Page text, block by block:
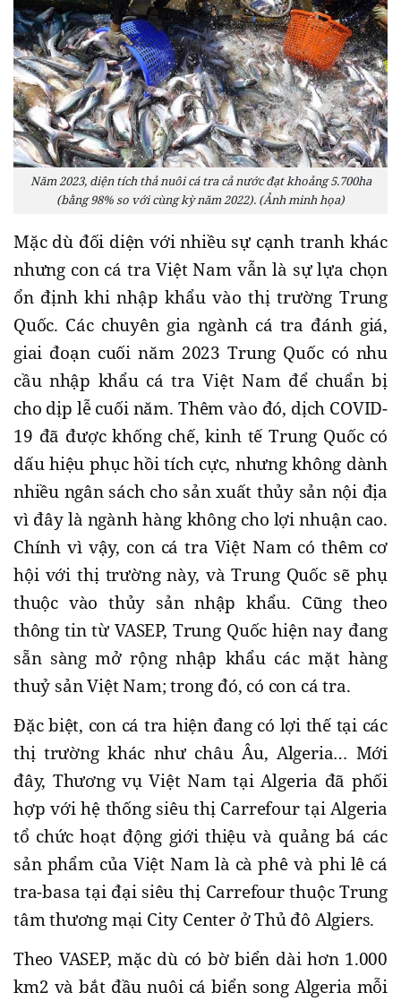
Năm 2023, diện tích thả nuôi cá tra cả nước đạt khoảng 5.700ha
(bằng 98% so với cùng kỳ năm 2022). (Ảnh minh họa)
Mặc dù đối diện với nhiều sự cạnh tranh khác
nhưng con cá tra Việt Nam vẫn là sự lựa chọn
ổn định khi nhập khẩu vào thị trường Trung
Quốc. Các chuyên gia ngành cá tra đánh giá,
giai đoạn cuối năm 2023 Trung Quốc có nhu
cầu nhập khẩu cá tra Việt Nam để chuẩn bị
cho dịp lễ cuối năm. Thêm vào đó, dịch COVID-
19 đã được khống chế, kinh tế Trung Quốc có
dấu hiệu phục hồi tích cực, nhưng không dành
nhiều ngân sách cho sản xuất thủy sản nội địa
vì đây là ngành hàng không cho lợi nhuận cao.
Chính vì vậy, con cá tra Việt Nam có thêm cơ
hội với thị trường này, và Trung Quốc sẽ phụ
thuộc vào thủy sản nhập khẩu. Cũng theo
thông tin từ VASEP, Trung Quốc hiện nay đang
sẵn sàng mở rộng nhập khẩu các mặt hàng
thuỷ sản Việt Nam; trong đó, có con cá tra.
Đặc biệt, con cá tra hiện đang có lợi thế tại các
thị trường khác như châu Âu, Algeria… Mới
đây, Thương vụ Việt Nam tại Algeria đã phối
hợp với hệ thống siêu thị Carrefour tại Algeria
tổ chức hoạt động giới thiệu và quảng bá các
sản phẩm của Việt Nam là cà phê và phi lê cá
tra-basa tại đại siêu thị Carrefour thuộc Trung
tâm thương mại City Center ở Thủ đô Algiers.
Theo VASEP, mặc dù có bờ biển dài hơn 1.000
km2 và bắt đầu nuôi cá biển song Algeria mỗi